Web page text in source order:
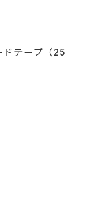
ドテープ（25